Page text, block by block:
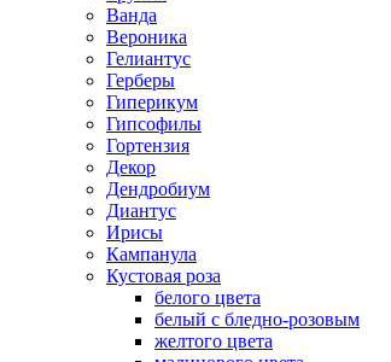
Ванда
Вероника
Гелиантус
Герберы
Гиперикум
Гипсофилы
Гортензия
Декор
Дендробиум
Диантус
Ирисы
Кампанула
Кустовая роза
белого цвета
белый с бледно-розовым
желтого цвета